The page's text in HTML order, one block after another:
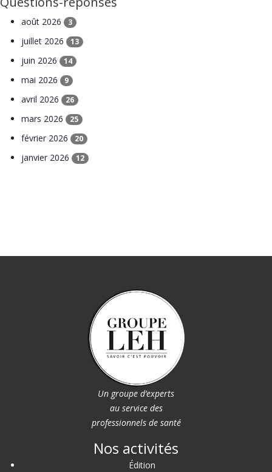
août 2026 3
juillet 2026 13
juin 2026 14
mai 2026 9
avril 2026 26
mars 2026 25
février 2026 20
janvier 2026 12
Un groupe d’experts
au service des
professionnels de santé
Nos activités
Édition